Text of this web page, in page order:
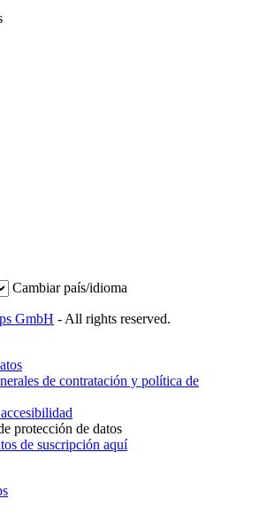
Cambiar país/idioma
GmbH - All rights reserved.
de contratación y política de
protección de datos
de suscripción aquí